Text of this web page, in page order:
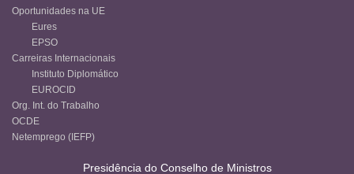
Oportunidades na UE
Eures
EPSO
Carreiras Internacionais
Instituto Diplomático
EUROCID
Org. Int. do Trabalho
OCDE
Netemprego (IEFP)
Presidência do Conselho de Ministros